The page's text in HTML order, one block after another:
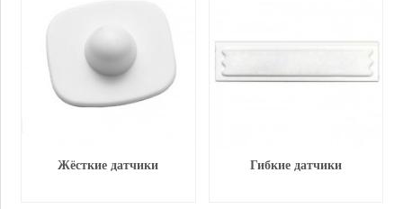
Жёсткие датчики Гибкие датчики